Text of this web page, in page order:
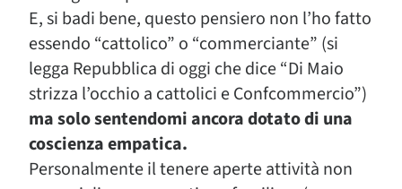
E, si badi bene, questo pensiero non l’ho fatto
essendo “cattolico” o “commerciante” (si
legga Repubblica di oggi che dice “Di Maio
strizza l’occhio a cattolici e Confcommercio”)
ma solo sentendomi ancora dotato di una
coscienza empatica.
Personalmente il tenere aperte attività non